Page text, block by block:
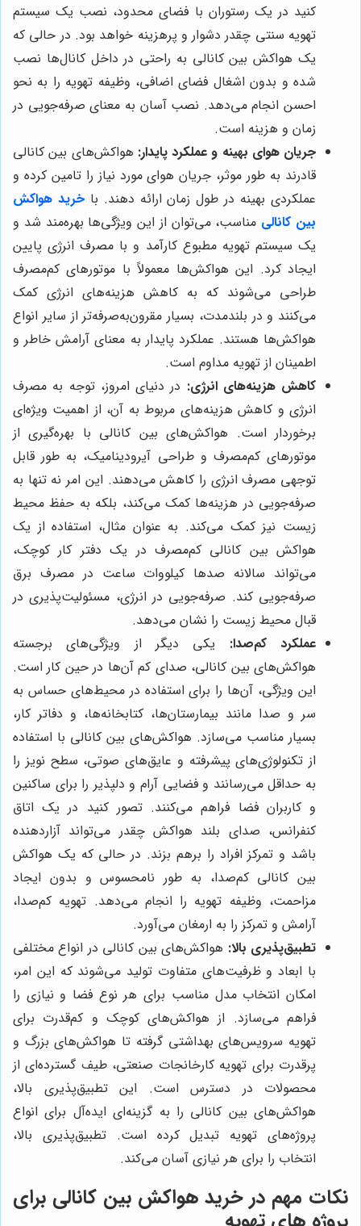
کنید در یک رستوران با فضای محدود، نصب یک سیستم
تهویه سنتی چقدر دشوار و پرهزینه خواهد بود. در حالی که
یک هواکش بین کانالی به راحتی در داخل کانال‌ها نصب
شده و بدون اشغال فضای اضافی، وظیفه تهویه را به نحو
احسن انجام می‌دهد. نصب آسان به معنای صرفه‌جویی در
زمان و هزینه است.
جریان هوای بهینه و عملکرد پایدار: هواکش‌های بین کانالی
قادرند به طور موثر، جریان هوای مورد نیاز را تامین کرده و
عملکردی بهینه در طول زمان ارائه دهند. باخرید هواکش
بین کانالی مناسب، می‌توان از این ویژگی‌ها بهره‌مند شد و
یک سیستم تهویه مطبوع کارآمد و با مصرف انرژی پایین
ایجاد کرد. این هواکش‌ها معمولاً با موتورهای کم‌مصرف
طراحی می‌شوند که به کاهش هزینه‌های انرژی کمک
می‌کنند و در بلندمدت، بسیار مقرون‌به‌صرفه‌تر از سایر انواع
هواکش‌ها هستند. عملکرد پایدار به معنای آرامش خاطر و
اطمینان از تهویه مداوم است.
کاهش هزینه‌های انرژی: در دنیای امروز، توجه به مصرف
انرژی و کاهش هزینه‌های مربوط به آن، از اهمیت ویژه‌ای
برخوردار است. هواکش‌های بین کانالی با بهره‌گیری از
موتورهای کم‌مصرف و طراحی آیرودینامیک، به طور قابل
توجهی مصرف انرژی را کاهش می‌دهند. این امر نه تنها به
صرفه‌جویی در هزینه‌ها کمک می‌کند، بلکه به حفظ محیط
زیست نیز کمک می‌کند. به عنوان مثال، استفاده از یک
هواکش بین کانالی کم‌مصرف در یک دفتر کار کوچک،
می‌تواند سالانه صدها کیلووات ساعت در مصرف برق
صرفه‌جویی کند. صرفه‌جویی در انرژی، مسئولیت‌پذیری در
قبال محیط زیست را نشان می‌دهد.
عملکرد کم‌صدا: یکی دیگر از ویژگی‌های برجسته
هواکش‌های بین کانالی، صدای کم آن‌ها در حین کار است.
این ویژگی، آن‌ها را برای استفاده در محیط‌های حساس به
سر و صدا مانند بیمارستان‌ها، کتابخانه‌ها، و دفاتر کار،
بسیار مناسب می‌سازد. هواکش‌های بین کانالی با استفاده
از تکنولوژی‌های پیشرفته و عایق‌های صوتی، سطح نویز را
به حداقل می‌رسانند و فضایی آرام و دلپذیر را برای ساکنین
و کاربران فضا فراهم می‌کنند. تصور کنید در یک اتاق
کنفرانس، صدای بلند هواکش چقدر می‌تواند آزاردهنده
باشد و تمرکز افراد را برهم بزند. در حالی که یک هواکش
بین کانالی کم‌صدا، به طور نامحسوس و بدون ایجاد
مزاحمت، وظیفه تهویه را انجام می‌دهد. تهویه کم‌صدا،
آرامش و تمرکز را به ارمغان می‌آورد.
تطبیق‌پذیری بالا: هواکش‌های بین کانالی در انواع مختلفی
با ابعاد و ظرفیت‌های متفاوت تولید می‌شوند که این امر،
امکان انتخاب مدل مناسب برای هر نوع فضا و نیازی را
فراهم می‌سازد. از هواکش‌های کوچک و کم‌قدرت برای
تهویه سرویس‌های بهداشتی گرفته تا هواکش‌های بزرگ و
پرقدرت برای تهویه کارخانجات صنعتی، طیف گسترده‌ای از
محصولات در دسترس است. این تطبیق‌پذیری بالا،
هواکش‌های بین کانالی را به گزینه‌ای ایده‌آل برای انواع
پروژه‌های تهویه تبدیل کرده است. تطبیق‌پذیری بالا،
انتخاب را برای هر نیازی آسان می‌کند.
نکات مهم در خرید هواکش بین کانالی برای